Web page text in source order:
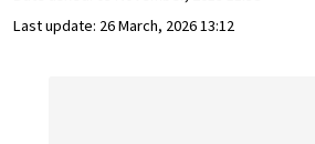
Last update: 26 March, 2026 13:12